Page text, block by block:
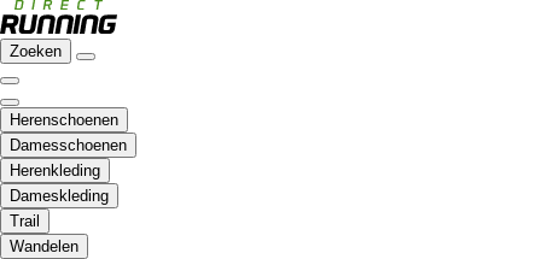
Zoeken
Herenschoenen
Damesschoenen
Herenkleding
Dameskleding
Trail
Wandelen